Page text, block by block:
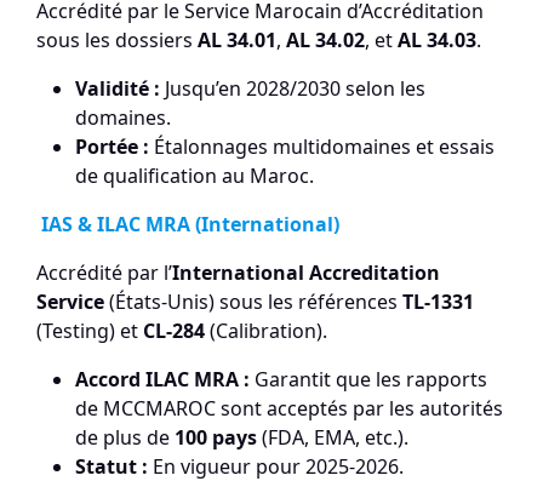
Accrédité par le Service Marocain d’Accréditation
sous les dossiers AL 34.01, AL 34.02, etAL 34.03.
Validité : Jusqu’en 2028/2030 selon les
domaines.
Portée : Étalonnages multidomaines et essais
de qualification au Maroc.
IAS & ILAC MRA (International)
Accrédité par l’International Accreditation
Service(États-Unis) sous les références TL-1331
(Testing) et CL-284(Calibration).
Accord ILAC MRA : Garantit que les rapports
de MCCMAROC sont acceptés par les autorités
de plus de 100 pays(FDA, EMA, etc.).
Statut : En vigueur pour 2025-2026.